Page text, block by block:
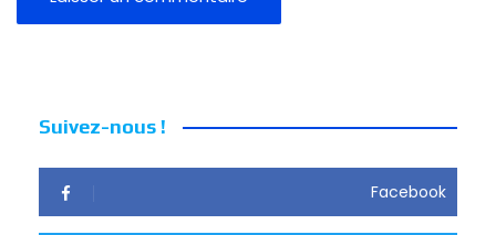
Suivez-nous !
Facebook